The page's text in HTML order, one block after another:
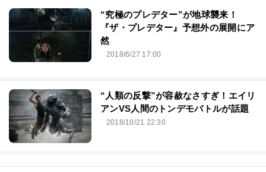
“究極のプレデター”が地球襲来！
『ザ・プレデター』予想外の展開にア
然
2018/6/27 17:00
“人類の反撃”が容赦なさすぎ！エイリ
アンVS人間のトンデモバトルが話題
2018/10/21 22:30